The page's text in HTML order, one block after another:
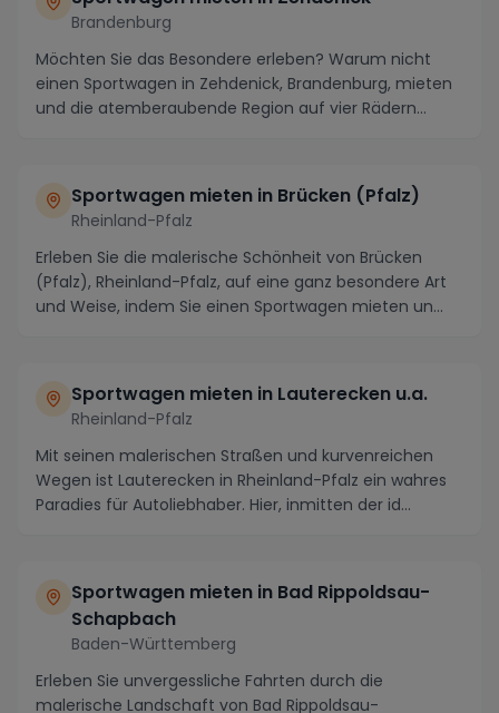
Brandenburg
Möchten Sie das Besondere erleben? Warum nicht
einen Sportwagen in Zehdenick, Brandenburg, mieten
und die atemberaubende Region auf vier Rädern
Sportwagen mieten in Brücken (Pfalz)
Rheinland-Pfalz
Erleben Sie die malerische Schönheit von Brücken
(Pfalz), Rheinland-Pfalz, auf eine ganz besondere Art
und Weise, indem Sie einen Sportwagen mieten un...
Sportwagen mieten in Lauterecken u.a.
Rheinland-Pfalz
Mit seinen malerischen Straßen und kurvenreichen
Wegen ist Lauterecken in Rheinland-Pfalz ein wahres
Paradies für Autoliebhaber. Hier, inmitten der id...
Sportwagen mieten in Bad Rippoldsau-
Schapbach
Baden-Württemberg
Erleben Sie unvergessliche Fahrten durch die
malerische Landschaft von Bad Rippoldsau-